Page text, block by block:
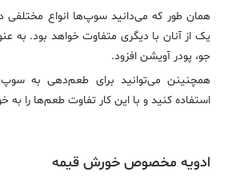
همان طور که می‌دانید سوپ‌ها انواع مختلفی
یک از آنان با دیگری متفاوت خواهد بود. به
جو، پودر آویشن افزود.
همچنینن می‌توانید برای طعم‌دهی به
استفاده کنید و با این کار تفاوت طعم‌ها را
ادویه مخصوص خورش قیمه